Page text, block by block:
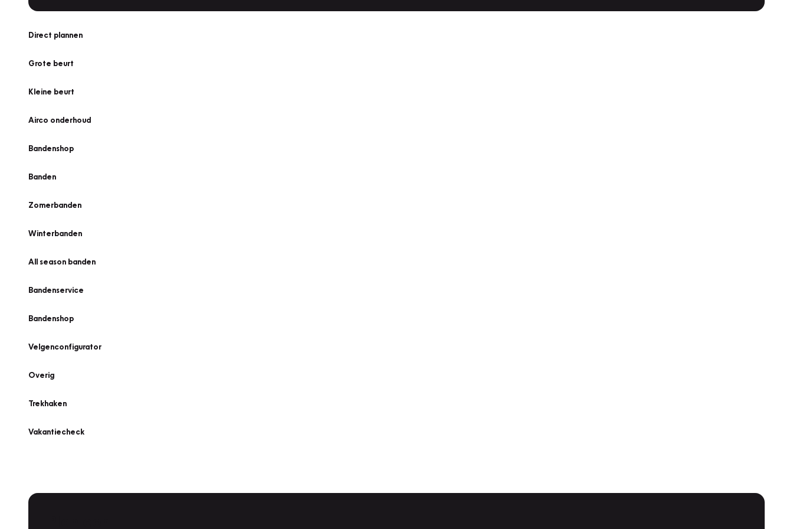
Direct plannen
Grote beurt
Kleine beurt
Airco onderhoud
Bandenshop
Banden
Zomerbanden
Winterbanden
All season banden
Bandenservice
Bandenshop
Velgenconfigurator
Overig
Trekhaken
Vakantiecheck